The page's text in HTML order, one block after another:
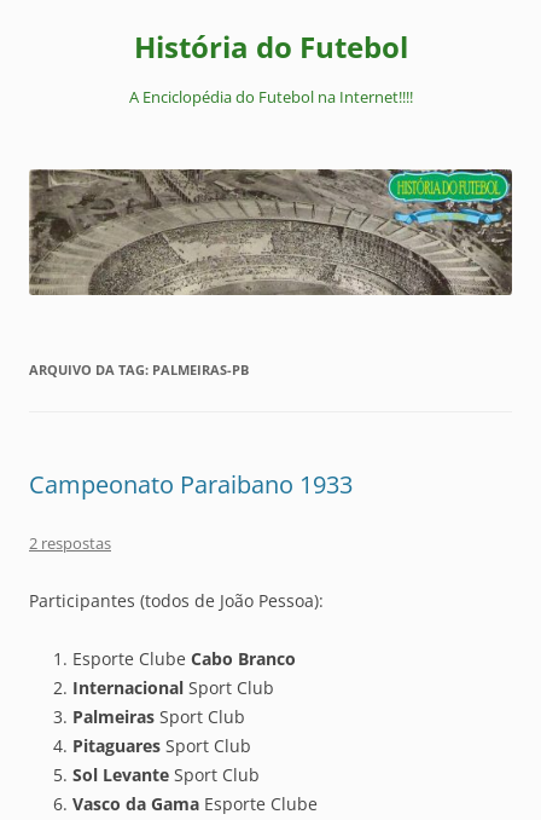
História do Futebol
A Enciclopédia do Futebol na Internet!!!!
ARQUIVO DA TAG: PALMEIRAS-PB
Campeonato Paraibano 1933
2 respostas
Participantes (todos de João Pessoa):
Esporte Clube Cabo Branco
Internacional Sport Club
Palmeiras Sport Club
Pitaguares Sport Club
Sol Levante Sport Club
Vasco da Gama Esporte Clube